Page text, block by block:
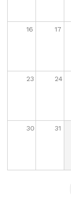
16 17
23 24
30 31